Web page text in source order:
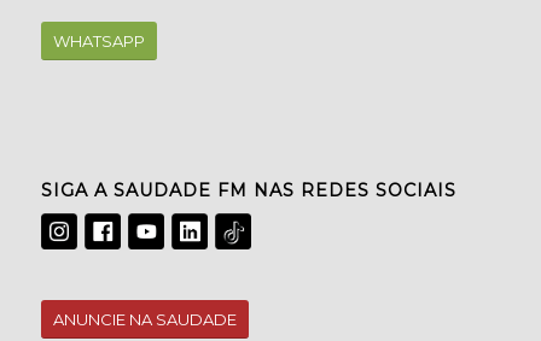
WHATSAPP
SIGA A SAUDADE FM NAS REDES SOCIAIS
ANUNCIE NA SAUDADE